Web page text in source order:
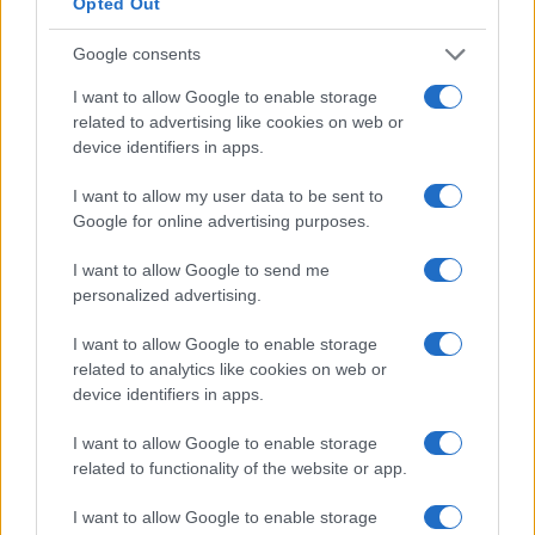
Google consents
I want to allow Google to enable storage
related to advertising like cookies on web or
device identifiers in apps.
I want to allow my user data to be sent to
Google for online advertising purposes.
I want to allow Google to send me
personalized advertising.
I want to allow Google to enable storage
related to analytics like cookies on web or
device identifiers in apps.
I want to allow Google to enable storage
related to functionality of the website or app.
I want to allow Google to enable storage
Technical Analysis for AAPL
TARGET1: $ 220
TARGET2: $ 350
TARGET3: $ 680
Possiamo vedere che lo stoploss è dinamico. Se il prezzo
uscita a causa della formazione di un modello acuneo
L’unica qualità che quasi tutte le criptovalute hanno in